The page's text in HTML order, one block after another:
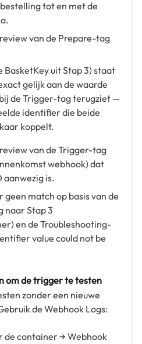
tot en met de
van de Prepare-tag
BasketKey uit Stap 3) staat
gelijk aan de waarde
de Trigger-tag terugziet —
identifier die beide
koppelt.
van de Trigger-tag
webhook) dat
aanwezig is.
geen match op basis van de
naar Stap 3
en de Troubleshooting-
value could not be
om de trigger te testen
zonder een nieuwe
de Webhook Logs:
de container → Webhook